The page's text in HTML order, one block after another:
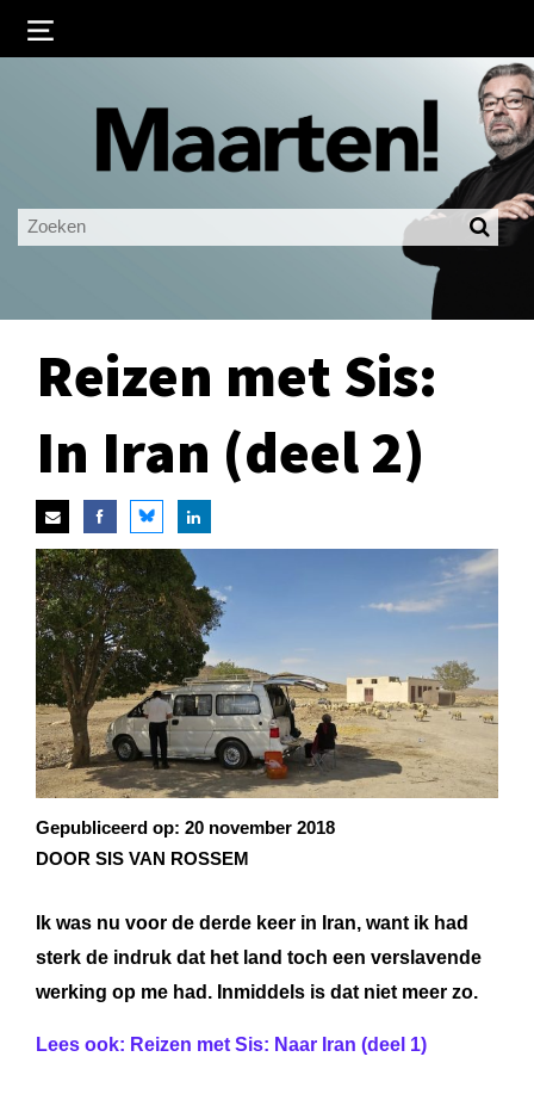
Ingelogd blijven
LOGIN
Reizen met Sis:
In Iran (deel 2)
Gepubliceerd op: 20 november 2018
DOOR SIS VAN ROSSEM
Ik was nu voor de derde keer in Iran, want ik had
sterk de indruk dat het land toch een verslavende
werking op me had. Inmiddels is dat niet meer zo.
Lees ook: Reizen met Sis: Naar Iran (deel 1)